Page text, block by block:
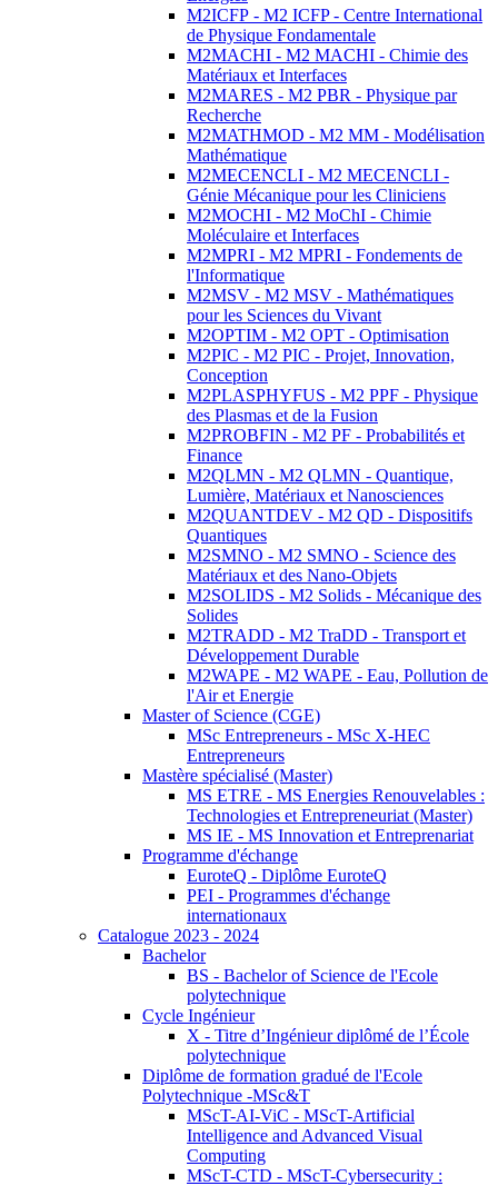
M2ICFP - M2 ICFP - Centre International
de Physique Fondamentale
M2MACHI - M2 MACHI - Chimie des
Matériaux et Interfaces
M2MARES - M2 PBR - Physique par
Recherche
M2MATHMOD - M2 MM - Modélisation
Mathématique
M2MECENCLI - M2 MECENCLI -
Génie Mécanique pour les Cliniciens
M2MOCHI - M2 MoChI - Chimie
Moléculaire et Interfaces
M2MPRI - M2 MPRI - Fondements de
l'Informatique
M2MSV - M2 MSV - Mathématiques
pour les Sciences du Vivant
M2OPTIM - M2 OPT - Optimisation
M2PIC - M2 PIC - Projet, Innovation,
Conception
M2PLASPHYFUS - M2 PPF - Physique
des Plasmas et de la Fusion
M2PROBFIN - M2 PF - Probabilités et
Finance
M2QLMN - M2 QLMN - Quantique,
Lumière, Matériaux et Nanosciences
M2QUANTDEV - M2 QD - Dispositifs
Quantiques
M2SMNO - M2 SMNO - Science des
Matériaux et des Nano-Objets
M2SOLIDS - M2 Solids - Mécanique des
Solides
M2TRADD - M2 TraDD - Transport et
Développement Durable
M2WAPE - M2 WAPE - Eau, Pollution de
l'Air et Energie
Master of Science (CGE)
MSc Entrepreneurs - MSc X-HEC
Entrepreneurs
Mastère spécialisé (Master)
MS ETRE - MS Energies Renouvelables :
Technologies et Entrepreneuriat (Master)
MS IE - MS Innovation et Entreprenariat
Programme d'échange
EuroteQ - Diplôme EuroteQ
PEI - Programmes d'échange
internationaux
Catalogue 2023 - 2024
Bachelor
BS - Bachelor of Science de l'Ecole
polytechnique
Cycle Ingénieur
X - Titre d’Ingénieur diplômé de l’École
polytechnique
Diplôme de formation gradué de l'Ecole
Polytechnique -MSc&T
MScT-AI-ViC - MScT-Artificial
Intelligence and Advanced Visual
Computing
MScT-CTD - MScT-Cybersecurity :